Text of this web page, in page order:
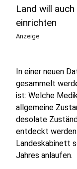
Land will
einrichten
Anzeige
In einer neuen
gesammelt
ist: Welche
allgemeine
desolate
entdeckt
Landeskabinett
Jahres anlaufen.